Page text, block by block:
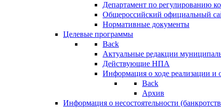
Департамент по регулированию
Общероссийский официальный
Нормативные документы
Целевые программы
Back
Актуальные редакции
Действующие НПА
Информация о ходе реализации
Back
Архив
Информация о несостоятельности